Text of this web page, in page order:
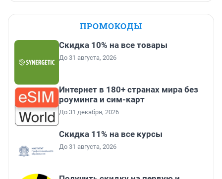
ПРОМОКОДЫ
Скидка 10% на все товары
До 31 августа, 2026
Интернет в 180+ странах мира без
роуминга и сим-карт
До 31 декабря, 2026
Скидка 11% на все курсы
До 31 августа, 2026